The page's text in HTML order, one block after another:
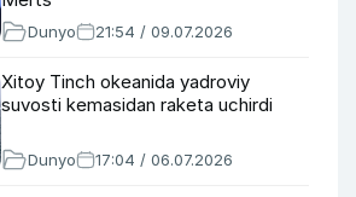
Dunyo 21:54 / 09.07.2026
Xitoy Tinch okeanida yadroviy
suvosti kemasidan raketa uchirdi
Dunyo 17:04 / 06.07.2026